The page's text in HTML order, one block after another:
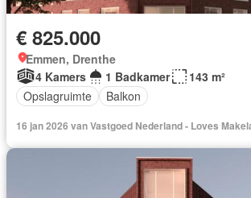
€ 825.000
Emmen, Drenthe
4 Kamers
1 Badkamer
143 m²
Opslagruimte
Balkon
16 jan 2026 van Vastgoed Nederland - Loves